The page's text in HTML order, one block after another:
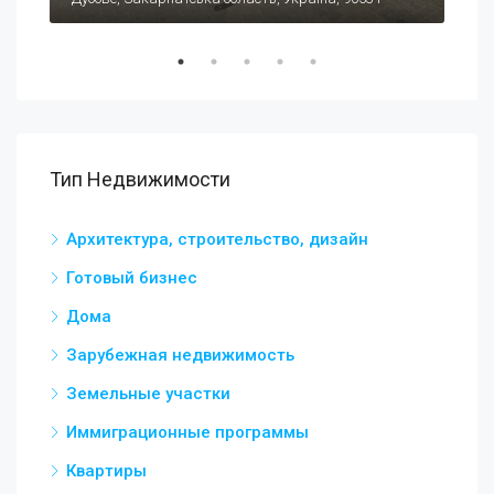
Тип Недвижимости
Архитектура, строительство, дизайн
Готовый бизнес
Дома
Зарубежная недвижимость
Земельные участки
Иммиграционные программы
Квартиры